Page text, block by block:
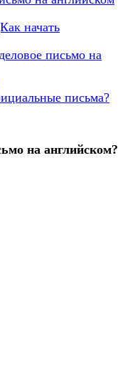
начать
письмо на
письма?
на английском?